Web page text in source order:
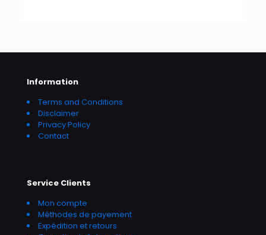
Information
Terms and Conditions
Disclaimer
Privacy Policy
Contact
Service Clients
Mon compte
Méthodes de payement
Expédition et retours